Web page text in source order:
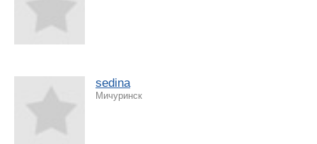
sedina
Мичуринск